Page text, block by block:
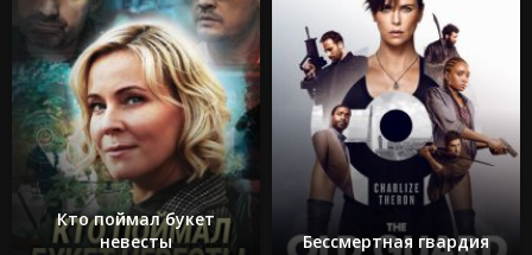
Кто поймал букет
невесты
Бессмертная гвардия